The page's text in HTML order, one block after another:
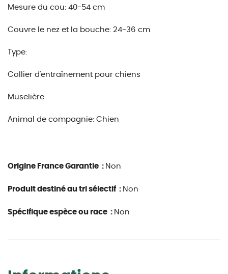
Mesure du cou: 40-54 cm
Couvre le nez et la bouche: 24-36 cm
Type:
Collier d'entraînement pour chiens
Muselière
Animal de compagnie: Chien
Origine France Garantie : Non
Produit destiné au tri sélectif : Non
Spécifique espèce ou race : Non